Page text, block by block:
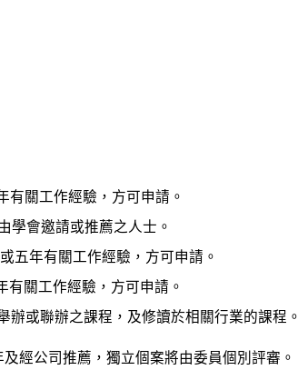
有關工作經驗，方可申請。
學會邀請或推薦之人士。
五年有關工作經驗，方可申請。
關工作經驗，方可申請。
或聯辦之課程，及修讀於相關行業的課程。
經公司推薦，獨立個案將由委員個別評審。